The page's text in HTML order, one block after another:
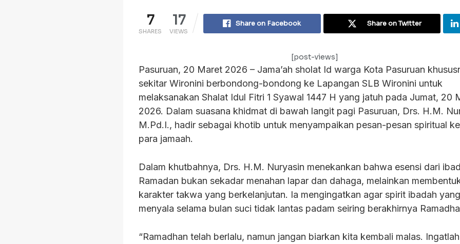
7
SHARES
17
VIEWS
Share on Facebook Share on Twitter
[post-views]
Pasuruan, 20 Maret 2026 – Jama’ah sholat Id warga Kota Pasuruan
sekitar Wironini berbondong-bondong ke Lapangan SLB Wironini untuk
melaksanakan Shalat Idul Fitri 1 Syawal 1447 H yang jatuh pada Jumat, 20
2026. Dalam suasana khidmat di bawah langit pagi Pasuruan, Drs. H.M.
M.Pd.I., hadir sebagai khotib untuk menyampaikan pesan-pesan spiritual
para jamaah.
Dalam khutbahnya, Drs. H.M. Nuryasin menekankan bahwa esensi dari
Ramadan bukan sekadar menahan lapar dan dahaga, melainkan
karakter takwa yang berkelanjutan. Ia mengingatkan agar spirit ibadah yang
menyala selama bulan suci tidak lantas padam seiring berakhirnya
“Ramadhan telah berlalu, namun jangan biarkan kita kembali malas.